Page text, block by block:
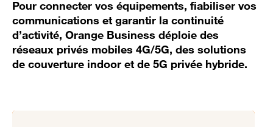
Pour connecter vos équipements, fiabiliser vos
communications et garantir la continuité
d’activité, Orange Business déploie des
réseaux privés mobiles 4G/5G, des solutions
de couverture indoor et de 5G privée hybride.